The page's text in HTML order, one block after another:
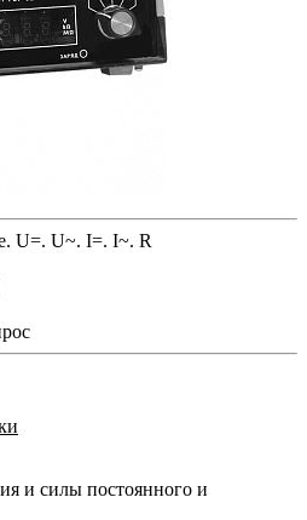
U=. U~. I=. I~. R
и силы постоянного и